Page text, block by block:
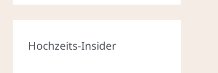
Hochzeits-Insider